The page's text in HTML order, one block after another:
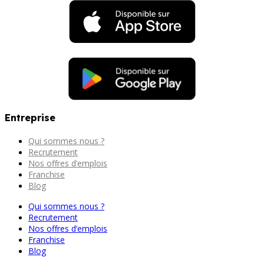
Entreprise
Qui sommes nous ?
Recrutement
Nos offres d’emplois
Franchise
Blog
Qui sommes nous ?
Recrutement
Nos offres d’emplois
Franchise
Blog